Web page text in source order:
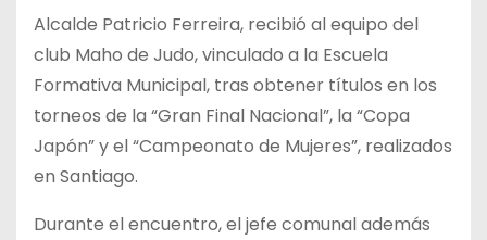
Alcalde Patricio Ferreira, recibió al equipo del
club Maho de Judo, vinculado a la Escuela
Formativa Municipal, tras obtener títulos en los
torneos de la “Gran Final Nacional”, la “Copa
Japón” y el “Campeonato de Mujeres”, realizados
en Santiago.
Durante el encuentro, el jefe comunal además